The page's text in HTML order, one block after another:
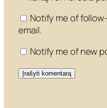
Notify me of
email.
Notify me of new